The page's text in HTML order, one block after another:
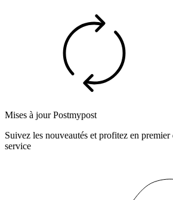
Mises à jour Postmypost
Suivez les nouveautés et profitez en
service